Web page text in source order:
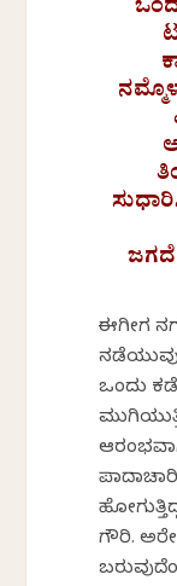
ಈಗೀಗ
ಒಂದು
ಗೌರಿ.